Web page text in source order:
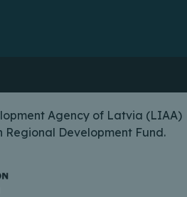
Agency of Latvia
Development Fund.